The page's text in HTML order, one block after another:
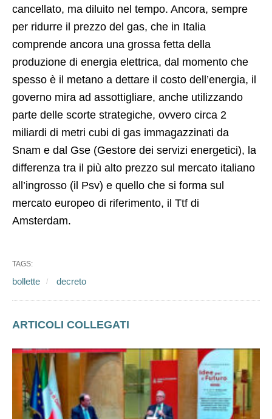
cancellato, ma diluito nel tempo. Ancora, sempre
per ridurre il prezzo del gas, che in Italia
comprende ancora una grossa fetta della
produzione di energia elettrica, dal momento che
spesso è il metano a dettare il costo dell’energia, il
governo mira ad assottigliare, anche utilizzando
parte delle scorte strategiche, ovvero circa 2
miliardi di metri cubi di gas immagazzinati da
Snam e dal Gse (Gestore dei servizi energetici), la
differenza tra il più alto prezzo sul mercato italiano
all’ingrosso (il Psv) e quello che si forma sul
mercato europeo di riferimento, il Ttf di
Amsterdam.
TAGS:
bollette decreto
ARTICOLI COLLEGATI